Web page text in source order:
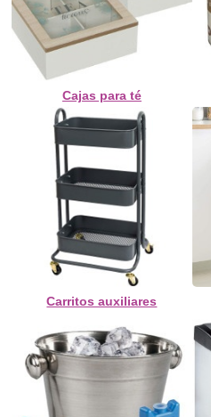
Cajas para té
Carritos auxiliares